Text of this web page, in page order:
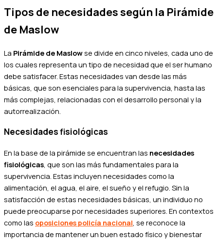
Tipos de necesidades según la Pirámide
de Maslow
La Pirámide de Maslowse divide en cinco niveles, cada uno de
los cuales representa un tipo de necesidad que el ser humano
debe satisfacer. Estas necesidades van desde las más
básicas, que son esenciales para la supervivencia, hasta las
más complejas, relacionadas con el desarrollo personal y la
autorrealización.
Necesidades fisiológicas
En la base de la pirámide se encuentran las necesidades
fisiológicas, que son las más fundamentales para la
supervivencia. Estas incluyen necesidades como la
alimentación, el agua, el aire, el sueño y el refugio. Sin la
satisfacción de estas necesidades básicas, un individuo no
puede preocuparse por necesidades superiores. En contextos
como las oposiciones policía nacional, se reconoce la
importancia de mantener un buen estado físico y bienestar